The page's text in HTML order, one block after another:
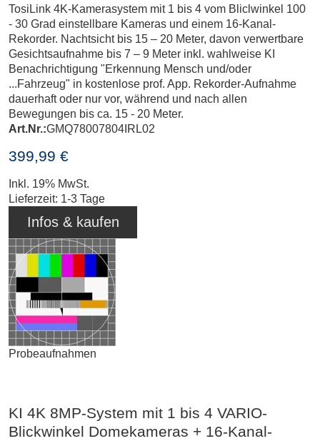
TosiLink 4K-Kamerasystem mit 1 bis 4 vom Bliclwinkel 100
- 30 Grad einstellbare Kameras und einem 16-Kanal-
Rekorder. Nachtsicht bis 15 – 20 Meter, davon verwertbare
Gesichtsaufnahme bis 7 – 9 Meter inkl. wahlweise KI
Benachrichtigung "Erkennung Mensch und/oder
...Fahrzeug" in kostenlose prof. App. Rekorder-Aufnahme
dauerhaft oder nur vor, während und nach allen
Bewegungen bis ca. 15 - 20 Meter.
Art.Nr.:GMQ78007804IRL02
399,99 €
Inkl. 19% MwSt.
Lieferzeit: 1-3 Tage
Infos & kaufen
Probeaufnahmen
KI 4K 8MP-System mit 1 bis 4 VARIO-
Blickwinkel Domekameras + 16-Kanal-